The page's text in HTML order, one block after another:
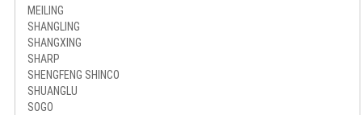
MEILING
SHANGLING
SHANGXING
SHARP
SHENGFENG SHINCO
SHUANGLU
SOGO